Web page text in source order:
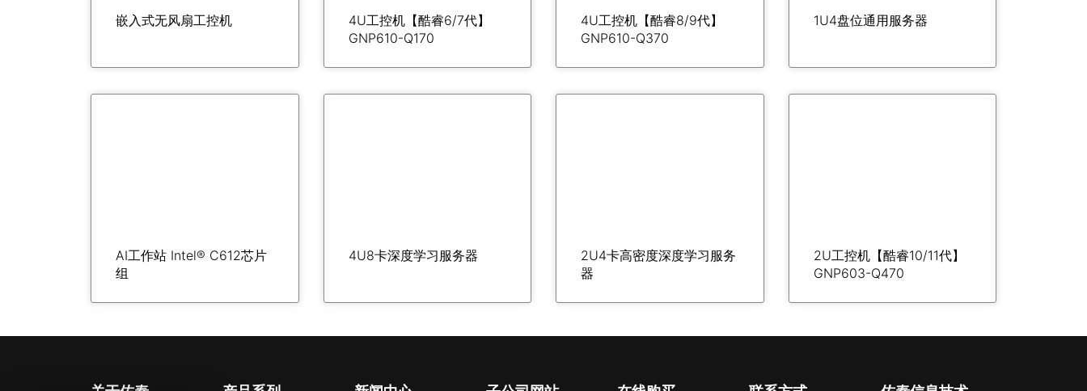
嵌入式无风扇工控机
4U工控机【酷睿6/7代】
GNP610-Q170
4U工控机【酷睿8/9代】
GNP610-Q370
1U4盘位通用服务器
AI工作站 Intel® C612芯片
组
4U8卡深度学习服务器
2U4卡高密度深度学习服务
器
2U工控机【酷睿10/11代】
GNP603-Q470